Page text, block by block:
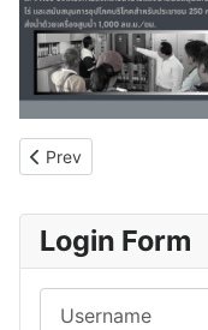
Previous article: 29 เ
Prev
Login Form